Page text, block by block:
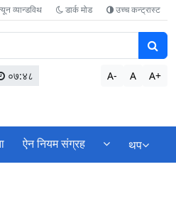
व्यान्डविथ डार्क मोड उच्च कन्ट्रास्ट
०७:४८ A- A A+
ऐन नियम संग्रह थप